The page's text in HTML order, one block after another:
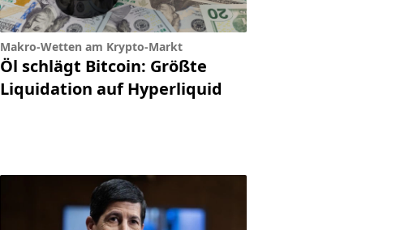
Makro-Wetten am Krypto-Markt
Öl schlägt Bitcoin: Größte
Liquidation auf Hyperliquid